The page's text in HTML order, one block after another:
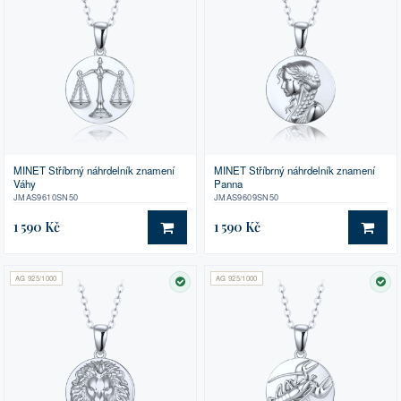
MINET Stříbrný náhrdelník znamení
Váhy
JMAS9610SN50
1 590 Kč DO KOŠÍKU
MINET Stříbrný náhrdelník znamení
Panna
JMAS9609SN50
1 590 Kč DO
AG 925/1000
SKLADEM
AG 925/1000